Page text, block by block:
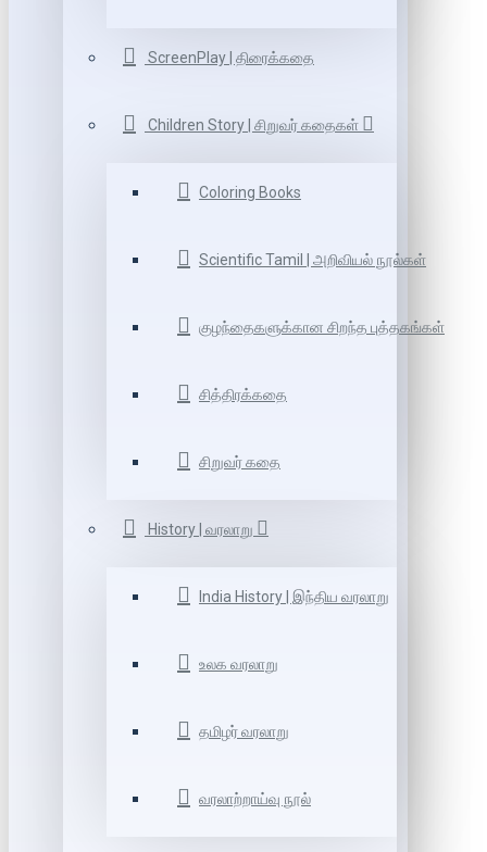
ScreenPlay | திரைக்கதை
Children Story | சிறுவர் கதைகள்
Coloring Books
Scientific Tamil | அறிவியல் நூல்கள்
குழந்தைகளுக்கான சிறந்த புத்தகங்கள்
சித்திரக்கதை
சிறுவர் கதை
History | வரலாறு
India History | இந்திய வரலாறு
உலக வரலாறு
தமிழர் வரலாறு
வரலாற்றாய்வு நூல்